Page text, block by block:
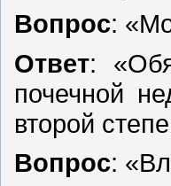
Вопрос:
Ответ:
почечной
второй
Вопрос: